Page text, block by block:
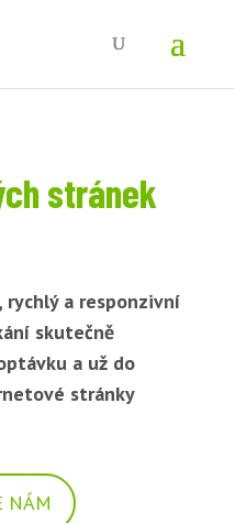
stránek
rychlý a responzivní
skutečně
a už do
stránky
NÁM